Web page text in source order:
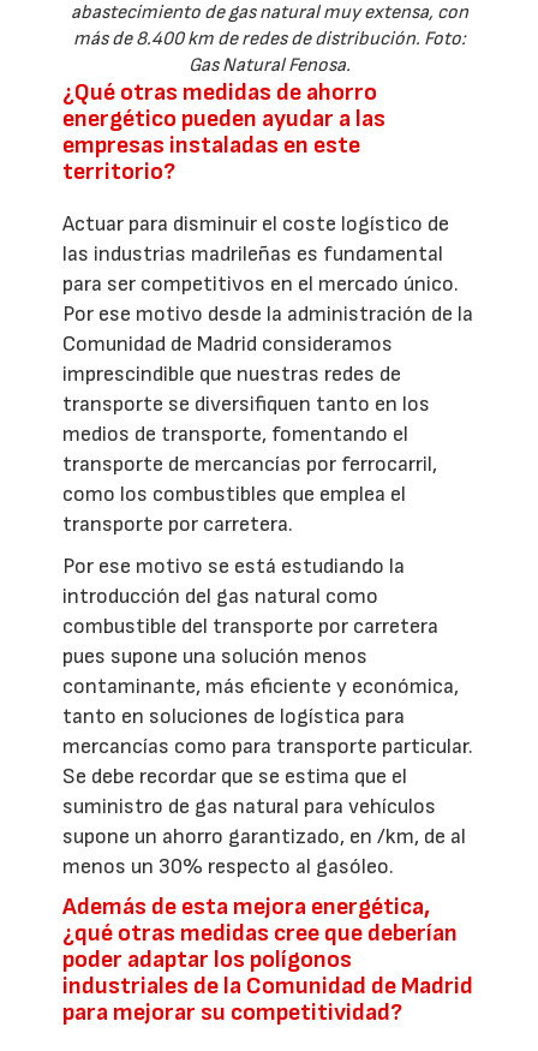
abastecimiento de gas natural muy extensa, con
más de 8.400 km de redes de distribución. Foto:
Gas Natural Fenosa.
¿Qué otras medidas de ahorro
energético pueden ayudar a las
empresas instaladas en este
territorio?
Actuar para disminuir el coste logístico de
las industrias madrileñas es fundamental
para ser competitivos en el mercado único.
Por ese motivo desde la administración de la
Comunidad de Madrid consideramos
imprescindible que nuestras redes de
transporte se diversifiquen tanto en los
medios de transporte, fomentando el
transporte de mercancías por ferrocarril,
como los combustibles que emplea el
transporte por carretera.
Por ese motivo se está estudiando la
introducción del gas natural como
combustible del transporte por carretera
pues supone una solución menos
contaminante, más eficiente y económica,
tanto en soluciones de logística para
mercancías como para transporte particular.
Se debe recordar que se estima que el
suministro de gas natural para vehículos
supone un ahorro garantizado, en /km, de al
menos un 30% respecto al gasóleo.
Además de esta mejora energética,
¿qué otras medidas cree que deberían
poder adaptar los polígonos
industriales de la Comunidad de Madrid
para mejorar su competitividad?